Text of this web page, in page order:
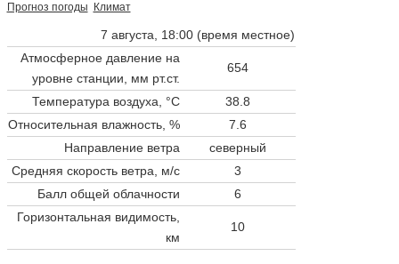
Прогноз погоды Климат
7 августа, 18:00 (время местное)
Атмосферное давление на
уровне станции, мм рт.ст.
654
Температура воздуха, °C
38.8
Относительная влажность, %
7.6
Направление ветра
северный
Средняя скорость ветра, м/с
3
Балл общей облачности
6
Горизонтальная видимость,
км
10